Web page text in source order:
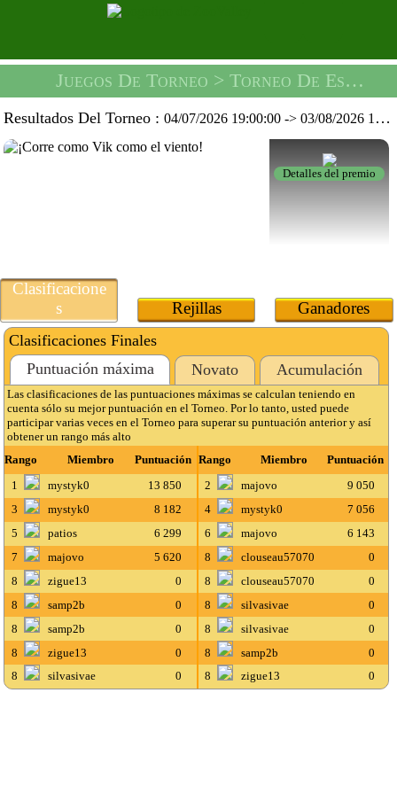
Juegos De Torneo > Torneo De Escape De Calabozo -
Resultados Del Torneo :04/07/2026 19:00:00 ->03/08/2026 19:59:59
Detalles del premio
Clasificacione
s
Rejillas Ganadores
Clasificaciones Finales
Puntuación máxima
Novato Acumulación
Las clasificaciones de las puntuaciones máximas se calculan teniendo en
cuenta sólo su mejor puntuación en el Torneo. Por lo tanto, usted puede
participar varias veces en el Torneo para superar su puntuación anterior y así
obtener un rango más alto
Rango
Miembro Puntuación Rango Miembro
Puntuación
1
mystyk0 13 850 2 majovo
9 050
3
mystyk0 8 182 4 mystyk0
7 056
5
patios 6 299 6 majovo
6 143
7
majovo 5 620 8 clouseau57070
0
8
zigue13 0 8 clouseau57070
0
8
samp2b 0 8 silvasivae
0
8
samp2b 0 8 silvasivae
0
8
zigue13 0 8 samp2b
0
8
silvasivae 0 8 zigue13 0